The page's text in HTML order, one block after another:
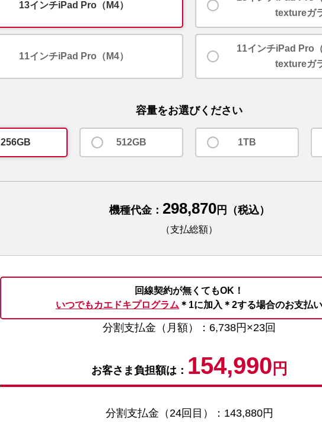
13インチiPad Pro（M4）
textureガ
11インチiPad Pro（M4）
11インチiPad Pro
textureガ
容量をお選びください
256GB 512GB 1TB
機種代金： 298,870円（税込）
（支払総額）
回線契約が無くてもOK！
いつでもカエドキプログラム ＊1に加入＊2する場合のお支払い
分割支払金（月額）：6,738円×23回
お客さま負担額は： 154,990 円
分割支払金（24回目）：143,880円